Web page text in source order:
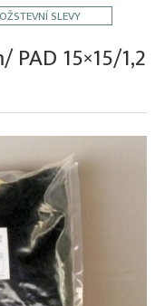
SLEVY
15×15/1,2